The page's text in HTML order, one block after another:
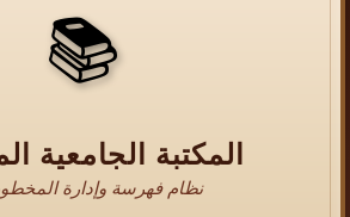
📚
المكتبة الجامعية
نظام فهرسة وإدارة